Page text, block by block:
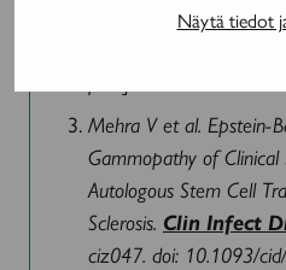
Näytä tiedot
8791(19)30139-9. doi:
Mehra V et al. Epstein-
Gammopathy of Clinical
Autologous Stem Cell
Sclerosis. Clin Infect
ciz047. doi: 10.1093/